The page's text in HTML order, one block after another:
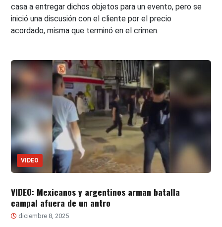
casa a entregar dichos objetos para un evento, pero se
inició una discusión con el cliente por el precio
acordado, misma que terminó en el crimen.
VIDEO
VIDEO: Mexicanos y argentinos arman batalla
campal afuera de un antro
diciembre 8, 2025